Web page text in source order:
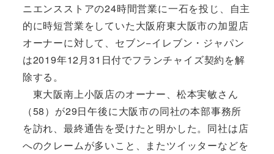
ニエンスストアの24時間営業に一石を投じ、自主
的に時短営業をしていた大阪府東大阪市の加盟店
オーナーに対して、セブン−イレブン・ジャパン
は2019年12月31日付でフランチャイズ契約を解
除する。
東大阪南上小阪店のオーナー、松本実敏さん
（58）が29日午後に大阪市の同社の本部事務所
を訪れ、最終通告を受けたと明かした。同社は店
へのクレームが多いこと、またツイッターなどを